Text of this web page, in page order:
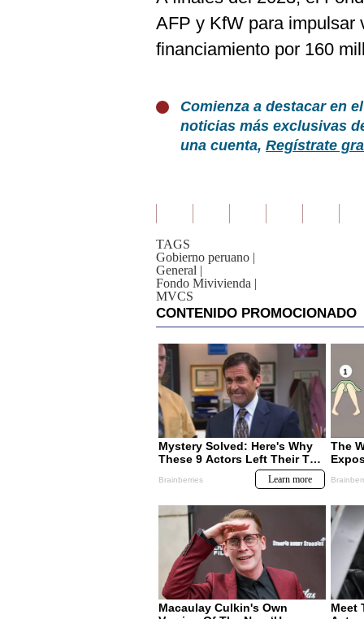
AFP y KfW para impulsar
financiamiento por 160
Comienza a destacar en
noticias más exclusivas
una cuenta, Regístrate
TAGS
Gobierno peruano |
General |
Fondo Mivivienda |
MVCS